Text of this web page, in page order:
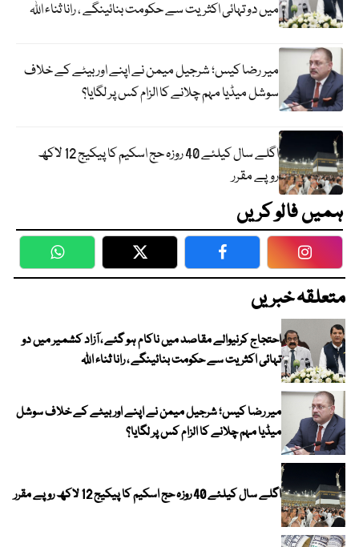
میں دو تہائی اکثریت سے حکومت بنائینگے ، رانا ثناء اللہ
میر رضا کیس؛ شرجیل میمن نے اپنے اور بیٹے کے خلاف
سوشل میڈیا مہم چلانے کا الزام کس پر لگایا؟
اگلے سال کیلئے 40 روزہ حج اسکیم کا پیکیج 12 لاکھ
روپے مقرر
ہمیں فالو کریں
WhatsApp Twitter Facebook
متعلقہ خبریں
احتجاج کرنیوالے مقاصد میں ناکام ہو گئے ، آزاد کشمیر میں دو
تہائی اکثریت سے حکومت بنائینگے ، رانا ثناء اللہ
میر رضا کیس؛ شرجیل میمن نے اپنے اور بیٹے کے خلاف سوشل
میڈیا مہم چلانے کا الزام کس پر لگایا؟
اگلے سال کیلئے 40 روزہ حج اسکیم کا پیکیج 12 لاکھ روپے مقرر